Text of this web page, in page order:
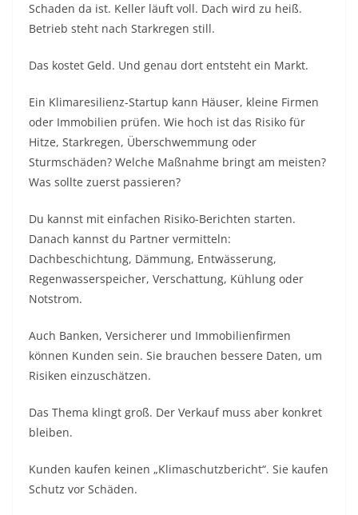
Schaden da ist. Keller läuft voll. Dach wird zu heiß.
Betrieb steht nach Starkregen still.
Das kostet Geld. Und genau dort entsteht ein Markt.
Ein Klimaresilienz-Startup kann Häuser, kleine Firmen
oder Immobilien prüfen. Wie hoch ist das Risiko für
Hitze, Starkregen, Überschwemmung oder
Sturmschäden? Welche Maßnahme bringt am meisten?
Was sollte zuerst passieren?
Du kannst mit einfachen Risiko-Berichten starten.
Danach kannst du Partner vermitteln:
Dachbeschichtung, Dämmung, Entwässerung,
Regenwasserspeicher, Verschattung, Kühlung oder
Notstrom.
Auch Banken, Versicherer und Immobilienfirmen
können Kunden sein. Sie brauchen bessere Daten, um
Risiken einzuschätzen.
Das Thema klingt groß. Der Verkauf muss aber konkret
bleiben.
Kunden kaufen keinen „Klimaschutzbericht“. Sie kaufen
Schutz vor Schäden.